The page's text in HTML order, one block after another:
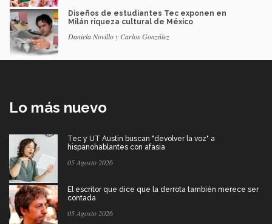
Diseños de estudiantes Tec exponen en
Milán riqueza cultural de México
Daniela Novillo y Carlos González
Lo más nuevo
Tec y UT Austin buscan "devolver la voz" a
hispanohablantes con afasia
05 Agosto 2026
El escritor que dice que la derrota también merece ser
contada
05 Agosto 2026